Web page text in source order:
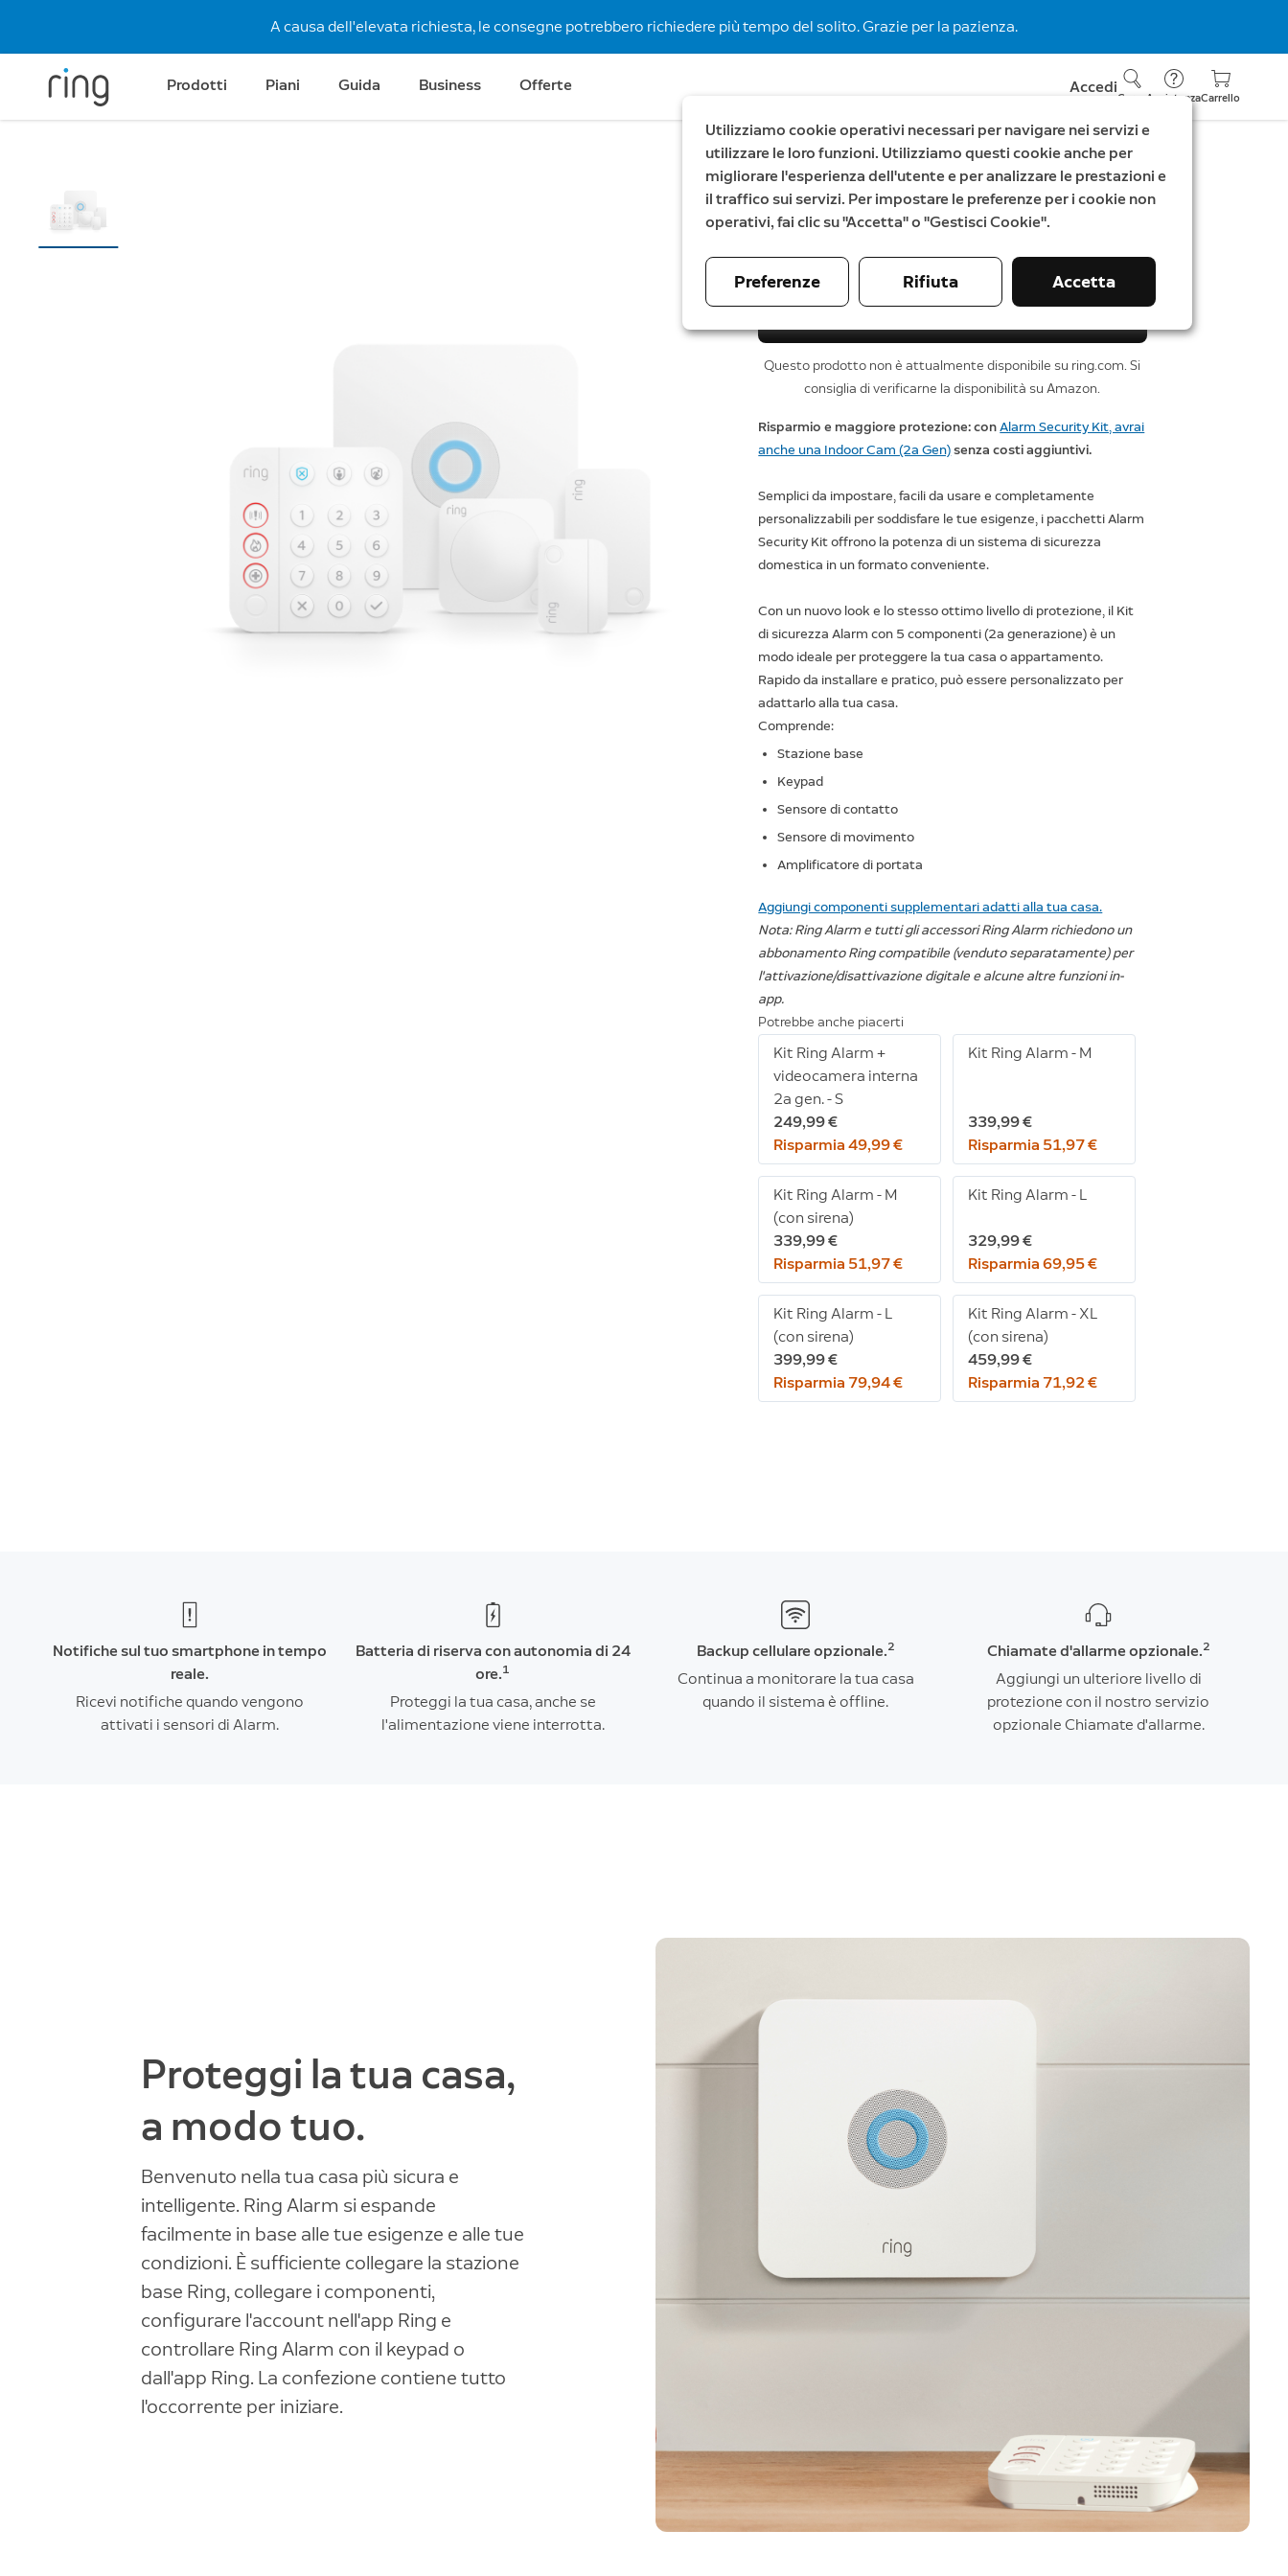
A causa dell'elevata richiesta, le consegne potrebbero richiedere più tempo del solito. Grazie per la pazienza.
Prodotti Piani Guida Business Offerte Accedi
Cerca AssistenzaCarrello
Kit Ring Alarm - S
249,99 €
Questo prodotto non è attualmente disponibile su ring.com. Si
consiglia di verificarne la disponibilità su Amazon.
Risparmio e maggiore protezione: conAlarm Security Kit, avrai
anche una Indoor Cam (2a Gen)senza costi aggiuntivi.
Semplici da impostare, facili da usare e completamente
personalizzabili per soddisfare le tue esigenze, i pacchetti Alarm
Security Kit offrono la potenza di un sistema di sicurezza
domestica in un formato conveniente.
Con un nuovo look e lo stesso ottimo livello di protezione, il Kit
di sicurezza Alarm con 5 componenti (2a generazione) è un
modo ideale per proteggere la tua casa o appartamento.
Rapido da installare e pratico, può essere personalizzato per
adattarlo alla tua casa.
Comprende:
Stazione base
Keypad
Sensore di contatto
Sensore di movimento
Amplificatore di portata
Aggiungi componenti supplementari adatti alla tua casa.
Nota: Ring Alarm e tutti gli accessori Ring Alarm richiedono un
abbonamento Ring compatibile (venduto separatamente) per
l'attivazione/disattivazione digitale e alcune altre funzioni in-
app.
Potrebbe anche piacerti
Kit Ring Alarm +
videocamera interna
2a gen. - S
249,99 €
Risparmia 49,99 €
Kit Ring Alarm - M
339,99 €
Risparmia 51,97 €
Kit Ring Alarm - M
(con sirena)
339,99 €
Risparmia 51,97 €
Kit Ring Alarm - L
329,99 €
Risparmia 69,95 €
Kit Ring Alarm - L
(con sirena)
399,99 €
Risparmia 79,94 €
Kit Ring Alarm - XL
(con sirena)
459,99 €
Risparmia 71,92 €
Notifiche sul tuo smartphone in tempo
reale.
Ricevi notifiche quando vengono
attivati i sensori di Alarm.
Batteria di riserva con autonomia di 24
ore.1
Proteggi la tua casa, anche se
l'alimentazione viene interrotta.
Backup cellulare opzionale.2
Continua a monitorare la tua casa
quando il sistema è offline.
Chiamate d'allarme opzionale.2
Aggiungi un ulteriore livello di
protezione con il nostro servizio
opzionale Chiamate d'allarme.
Proteggi la tua casa,
a modo tuo.
Benvenuto nella tua casa più sicura e
intelligente. Ring Alarm si espande
facilmente in base alle tue esigenze e alle tue
condizioni. È sufficiente collegare la stazione
base Ring, collegare i componenti,
configurare l'account nell'app Ring e
controllare Ring Alarm con il keypad o
dall'app Ring. La confezione contiene tutto
l'occorrente per iniziare.
Utilizziamo cookie operativi necessari per navigare nei servizi e
utilizzare le loro funzioni. Utilizziamo questi cookie anche per
migliorare l'esperienza dell'utente e per analizzare le prestazioni e
il traffico sui servizi. Per impostare le preferenze per i cookie non
operativi, fai clic su "Accetta" o "Gestisci Cookie".
Preferenze Rifiuta Accetta